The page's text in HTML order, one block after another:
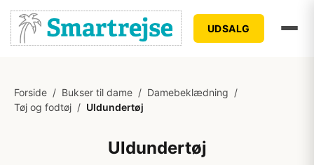
UDSALG
Forside / Bukser til dame / Damebeklædning /
Tøj og fodtøj / Uldundertøj
Uldundertøj